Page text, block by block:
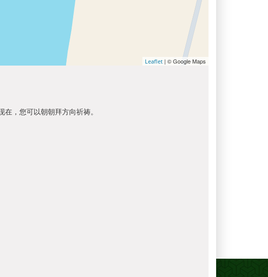
Leaflet | © Google Maps
，您可以朝朝拜方向祈祷。